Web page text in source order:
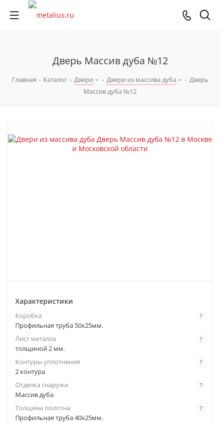
Дверь Массив дуба №12
Главная - Каталог - Двери - Двери из массива дуба - Дверь
Массив дуба №12
Характеристики
?
Коробка
Профильная труба 50х25мм.
?
Лист металла
толщиной 2 мм.
?
Контуры уплотнения
2 контура
?
Отделка снаружи
Массив дуба
?
Толщина полотна
Профильная труба 40х25мм.